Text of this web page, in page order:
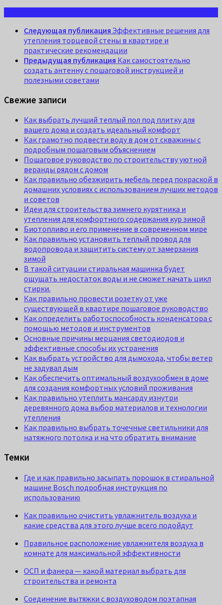
Следующая публикация Эффективные решения для
утепления торцевой стены в квартире и
практические рекомендации
Предыдущая публикация Как самостоятельно
создать антенну с пошаговой инструкцией и
полезными советами
Свежие записи
Как выбрать лучший теплый пол под плитку для
вашего дома и создать идеальный комфорт
Как грамотно подвести воду в дом от скважины с
подробным пошаговым объяснением
Пошаговое руководство по строительству уютной
веранды рядом с домом
Как правильно обезжирить мебель перед покраской в
домашних условиях с использованием лучших методов
и советов
Идеи для строительства зимнего курятника и
утепления для комфортного содержания кур зимой
Биотопливо и его применение в современном мире
Как правильно установить теплый провод для
водопровода и защитить систему от замерзания
зимой
В такой ситуации стиральная машинка будет
ощущать недостаток воды и не сможет начать цикл
стирки.
Как правильно провести розетку от уже
существующей в квартире пошаговое руководство
Как определить работоспособность конденсатора с
помощью методов и инструментов
Основные причины мерцания светодиодов и
эффективные способы их устранения
Как выбрать устройство для дымохода, чтобы ветер
не задувал дым
Как обеспечить оптимальный воздухообмен в доме
для создания комфортных условий проживания
Как правильно утеплить мансарду изнутри
деревянного дома выбор материалов и технологии
утепления
Как правильно выбрать точечные светильники для
натяжного потолка и на что обратить внимание
Темки
Где и как правильно засыпать порошок в стиральной
машине Bosch подробная инструкция по
использованию
Как правильно очистить увлажнитель воздуха и
какие средства для этого лучше всего подойдут
Правильное расположение увлажнителя воздуха в
комнате для максимальной эффективности
ОСП и фанера — какой материал выбрать для
строительства и ремонта
Соединение вытяжки с воздуховодом поэтапная